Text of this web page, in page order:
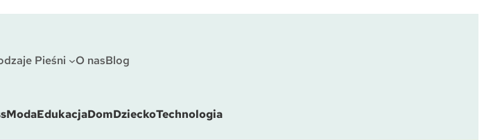
Pieśni
O nasBlog
ModaEdukacjaDomDzieckoTechnologia